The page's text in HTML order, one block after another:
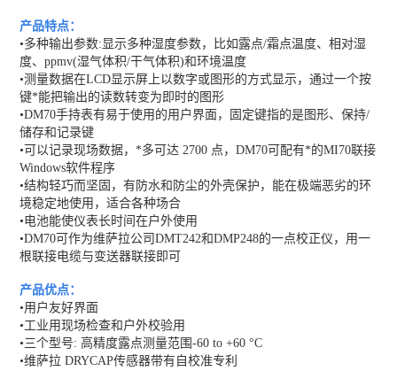
产品特点：
•多种输出参数:显示多种湿度参数，比如露点/霜点温度、相对湿
度、ppmv(湿气体积/干气体积)和环境温度
•测量数据在LCD显示屏上以数字或图形的方式显示，通过一个按
键*能把输出的读数转变为即时的图形
•DM70手持表有易于使用的用户界面，固定键指的是图形、保持/
储存和记录键
•可以记录现场数据，*多可达 2700 点，DM70可配有*的MI70联接
Windows软件程序
•结构轻巧而坚固，有防水和防尘的外壳保护，能在极端恶劣的环
境稳定地使用，适合各种场合
•电池能使仪表长时间在户外使用
•DM70可作为维萨拉公司DMT242和DMP248的一点校正仪，用一
根联接电缆与变送器联接即可
产品优点：
•用户友好界面
•工业用现场检查和户外校验用
•三个型号: 高精度露点测量范围-60 to +60 °C
•维萨拉 DRYCAP传感器带有自校准专利